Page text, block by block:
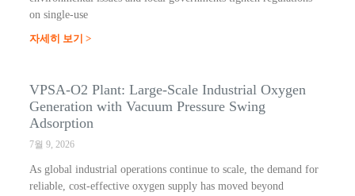
on single-use
자세히 보기 >
VPSA-O2 Plant: Large-Scale Industrial Oxygen
Generation with Vacuum Pressure Swing
Adsorption
7월 9, 2026
As global industrial operations continue to scale, the demand for
reliable, cost-effective oxygen supply has moved beyond